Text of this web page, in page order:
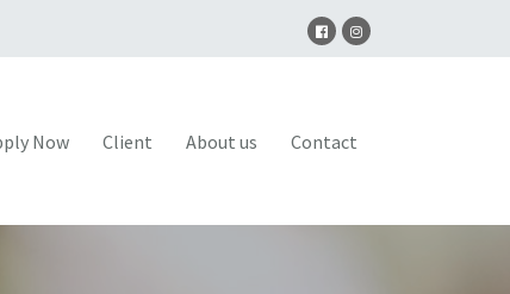
Now Client About us Contact